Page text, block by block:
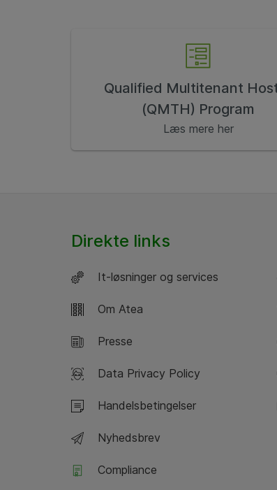
Qualified Multitenant
(QMTH) Program
Læs mere her
Direkte links
It-løsninger og services
Om Atea
Presse
Data Privacy Policy
Handelsbetingelser
Nyhedsbrev
Compliance